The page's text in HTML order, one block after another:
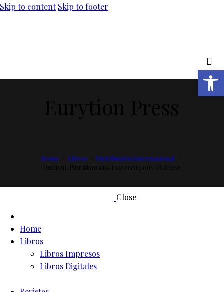
Skip to content Skip to footer
Home Libros
Distribución Internacional
Close
Home
Libros
Libros Impresos
Libros Digitales
Abrir barra de herramientas